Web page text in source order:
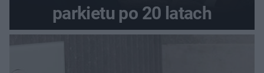
parkietu po 20 latach